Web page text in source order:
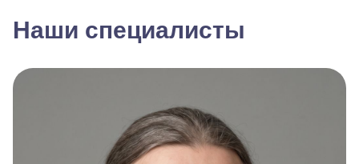
Наши специалисты